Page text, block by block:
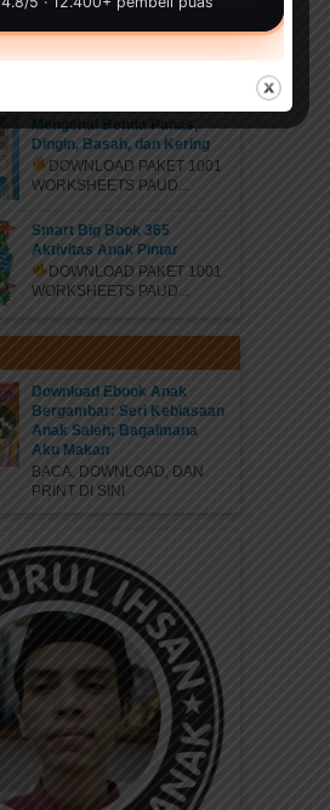
Nama Rasa
DOWNLOAD PAKET 1001
Mengenal Benda Panas,
Dingin, Basah, dan Kering
DOWNLOAD PAKET 1001
WORKSHEETS PAUD...
Smart Big Book 365
Aktivitas Anak Pintar
DOWNLOAD PAKET 1001
WORKSHEETS PAUD...
Download Ebook Anak
Bergambar: Seri Kebiasaan
Anak Saleh; Bagaimana
Aku Makan
BACA, DOWNLOAD, DAN
PRINT DI SINI